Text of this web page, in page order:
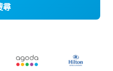
尋